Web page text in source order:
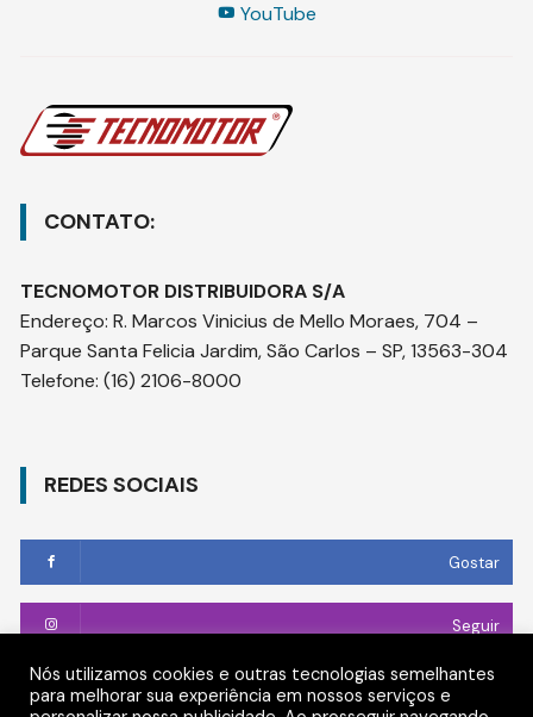
YouTube
CONTATO:
TECNOMOTOR DISTRIBUIDORA S/A
Endereço:R. Marcos Vinicius de Mello Moraes, 704 –
Parque Santa Felicia Jardim, São Carlos – SP, 13563-304
Telefone:(16) 2106-8000
REDES SOCIAIS
Gostar
Seguir
Conectar
Nós utilizamos cookies e outras tecnologias semelhantes
para melhorar sua experiência em nossos serviços e